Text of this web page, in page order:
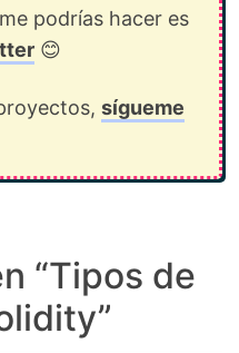
podrías hacer es
😊
sígueme
“Tipos de
”